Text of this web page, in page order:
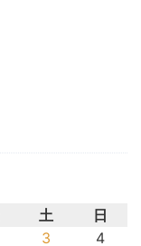
土
日
3
4